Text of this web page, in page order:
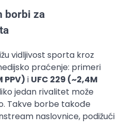
borbi za
vidljivost sporta kroz
praćenje: primeri
PPV) i UFC 229 (~2,4M
jedan rivalitet može
Takve borbe takođe
naslovnice, podižući